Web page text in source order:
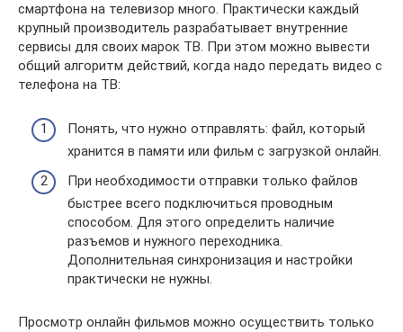
смартфона на телевизор много. Практически каждый
крупный производитель разрабатывает внутренние
сервисы для своих марок ТВ. При этом можно вывести
общий алгоритм действий, когда надо передать видео с
телефона на ТВ:
Понять, что нужно отправлять: файл, который
хранится в памяти или фильм с загрузкой онлайн.
При необходимости отправки только файлов
быстрее всего подключиться проводным
способом. Для этого определить наличие
разъемов и нужного переходника.
Дополнительная синхронизация и настройки
практически не нужны.
Просмотр онлайн фильмов можно осуществить только